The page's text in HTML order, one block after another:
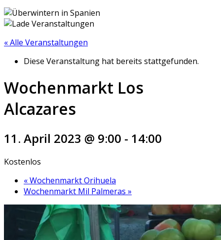
« Alle Veranstaltungen
Diese Veranstaltung hat bereits stattgefunden.
Wochenmarkt Los
Alcazares
11. April 2023 @ 9:00 - 14:00
Kostenlos
«Wochenmarkt Orihuela
Wochenmarkt Mil Palmeras »